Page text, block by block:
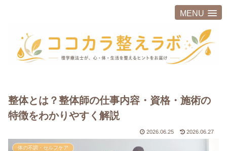
MENU
整体とは？整体師の仕事内容・資格・施術の
特徴をわかりやすく解説
2026.06.25 2026.06.27
体の不調・セルフケア